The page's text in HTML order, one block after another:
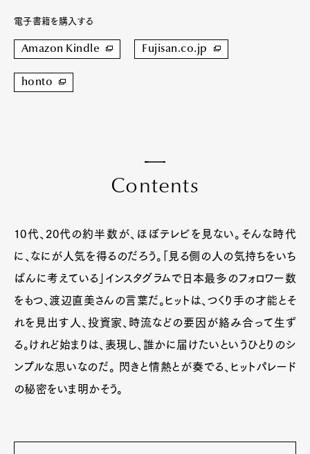
電子書籍を購入する
Amazon Kindle Fujisan.co.jp
honto
Contents
10代、20代の約半数が、ほぼテレビを見ない。そんな時代
に、なにが人気を得るのだろう。「見る側の人の気持ちをいち
ばんに考えている」インスタグラムで日本最多のフォロワー数
をもつ、渡辺直美さんの言葉だ。ヒットは、つくり手の才能とそ
れを見出す人、投資家、時流などの要因が絡み合って生ず
る。けれど始まりは、表現し、誰かに届けたいというひとりのシ
ンプルな思いなのだ。 閃きと情熱とが奏でる、ヒットパレード
の秘密をいま明かそう。